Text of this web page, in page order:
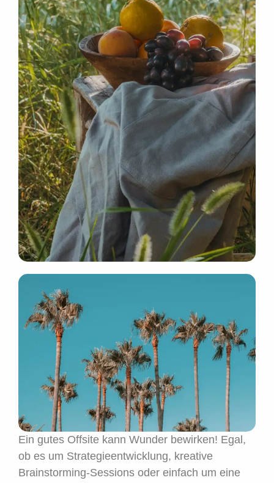
Ein gutes Offsite kann Wunder bewirken! Egal,
ob es um Strategieentwicklung, kreative
Brainstorming-Sessions oder einfach um eine